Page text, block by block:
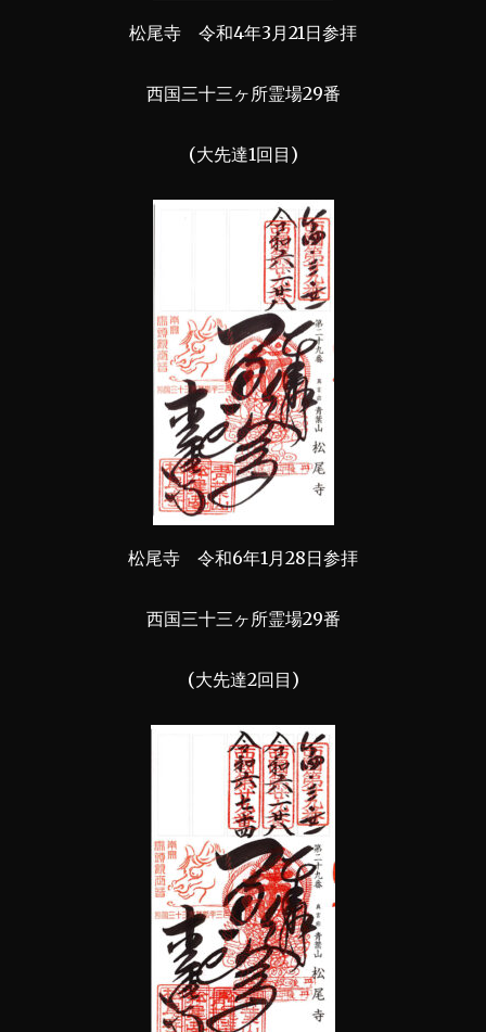
松尾寺 令和4年3月21日参拝
西国三十三ヶ所霊場29番
(大先達1回目)
松尾寺 令和6年1月28日参拝
西国三十三ヶ所霊場29番
(大先達2回目)